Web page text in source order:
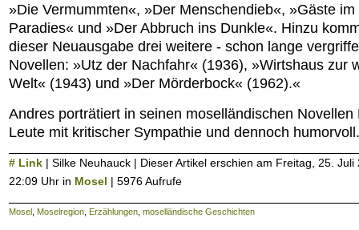
»Die Vermummten«, »Der Menschendieb«, »Gäste im
Paradies« und »Der Abbruch ins Dunkle«. Hinzu
dieser Neuausgabe drei weitere - schon lange
Novellen: »Utz der Nachfahr« (1936), »Wirtshaus zur
Welt« (1943) und »Der Mörderbock« (1962).«
Andres porträtiert in seinen moselländischen Novellen
Leute mit kritischer Sympathie und dennoch humorvoll.
# Link | Silke Neuhauck | Dieser Artikel erschien am Freitag, 25. Juli
22:09 Uhr in Mosel | 5976 Aufrufe
Mosel Moselregion Erzählungen moselländische Geschichten